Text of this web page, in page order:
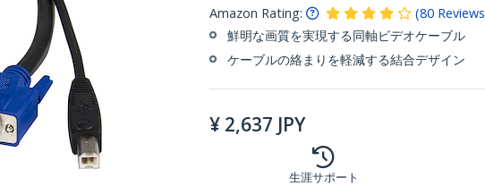
Amazon Rating:
(80 Reviews
鮮明な画質を実現する同軸ビデオケーブル
ケーブルの絡まりを軽減する結合デザイン
¥ 2,637 JPY
生涯サポート